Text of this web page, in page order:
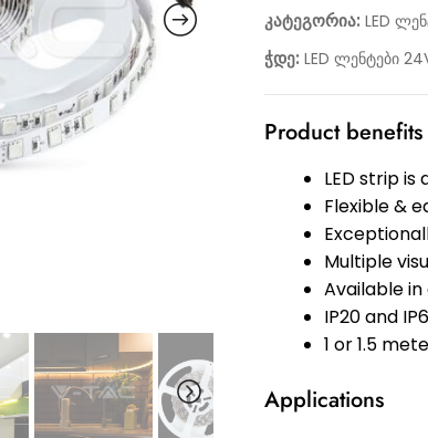
კატეგორია: LED
ჭდე: LED ლენტები
Product benefits
LED strip
Flexible &
Multiple
Available
IP20 and
1 or 1.5
Applications